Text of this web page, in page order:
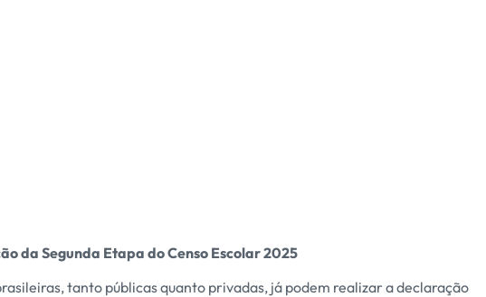
da Segunda Etapa do Censo Escolar 2025
tanto públicas quanto privadas, já podem realizar a declaração